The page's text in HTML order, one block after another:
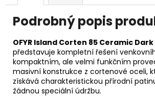
Podrobný popis
OFYR Island Corten 85 Ceramic
představuje kompletní řešení
kompaktním, ale velmi funkčním
masivní konstrukce z cortenové oceli,
získává charakteristickou přírodní
žádnou speciální údržbu.